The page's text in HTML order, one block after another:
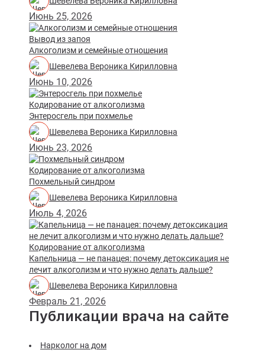
Июнь 25, 2026
Вывод из запоя
Алкоголизм и семейные отношения
Шевелева Вероника Кирилловна
Июнь 10, 2026
Кодирование от алкоголизма
Энтеросгель при похмелье
Шевелева Вероника Кирилловна
Июнь 23, 2026
Кодирование от алкоголизма
Похмельный синдром
Шевелева Вероника Кирилловна
Июль 4, 2026
Кодирование от алкоголизма
Капельница — не панацея: почему детоксикация не
лечит алкоголизм и что нужно делать дальше?
Шевелева Вероника Кирилловна
Февраль 21, 2026
Публикации врача на сайте
Нарколог на дом